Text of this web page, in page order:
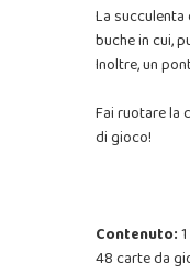
La
buche in cui,
Inoltre, un
Fai ruotare la
di gioco!
Contenuto:
48 carte da